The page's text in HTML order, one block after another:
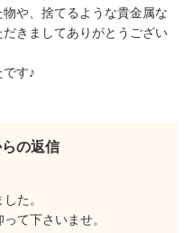
や、捨てるような貴金属な
きましてありがとうござい
す♪
の返信
た。
て下さいませ。